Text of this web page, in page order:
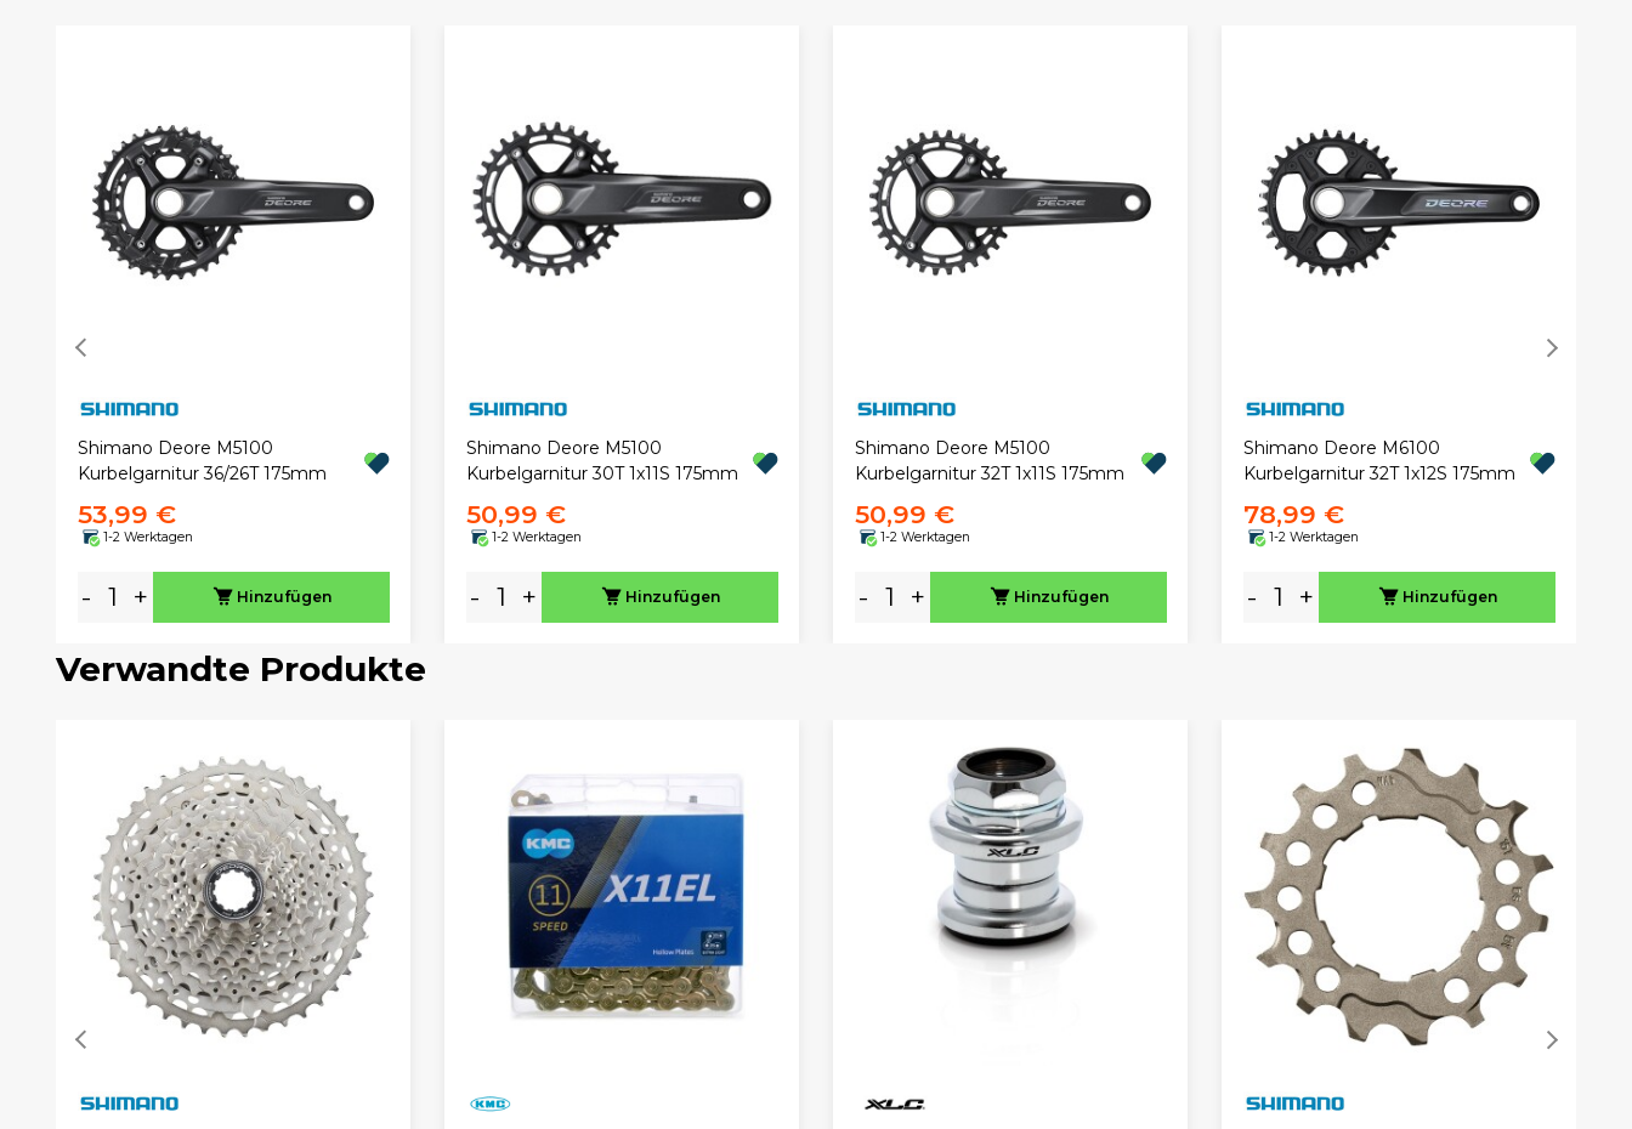
Shimano Deore M5100
Kurbelgarnitur 36/26T 175mm
53,99 €
1-2 Werktagen
- + Hinzufügen
Shimano Deore M5100
Kurbelgarnitur 30T 1x11S 175mm
50,99 €
1-2 Werktagen
- + Hinzufügen
Shimano Deore M5100
Kurbelgarnitur 32T 1x11S 175mm
50,99 €
1-2 Werktagen
- + Hinzufügen
Shimano Deore M6100
Kurbelgarnitur 32T 1x12S 175mm
78,99 €
1-2 Werktagen
- + Hinzufügen
Verwandte Produkte